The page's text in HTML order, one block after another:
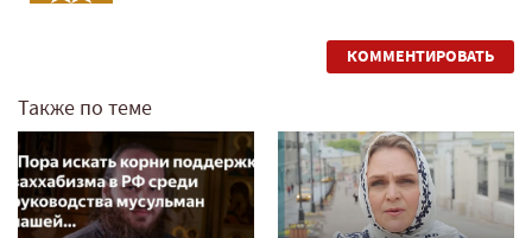
КОММЕНТИРОВАТЬ
Также по теме